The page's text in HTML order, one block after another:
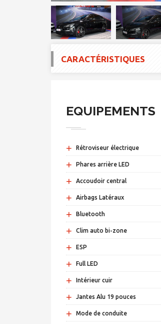
CARACTÉRISTIQUES
EQUIPEMENTS
+ Rétroviseur électrique
+ Phares arrière LED
+ Accoudoir central
+ Airbags Latéraux
+ Bluetooth
+ Clim auto bi-zone
+ ESP
+ Full LED
+ Intérieur cuir
+ Jantes Alu 19 pouces
+ Mode de conduite